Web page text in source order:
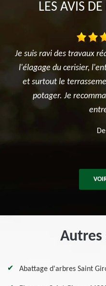
LES AVIS
dans mon jardin entre
des rosiers, la tonte
la création du jardin
sincèrement cette
été
Autres
Abattage d'arbres Saint